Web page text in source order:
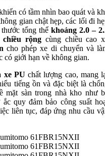
có tầm nhìn bao quát và
gian chật hẹp, các lối đi
thước tổng thểkhoảng 2.0 –
chiều rộng cùng chiều cao
cho phép xe di chuyển và
có giới hạn về không gian.
xe PU chất lượng cao, mang
tiếng ồn và đặc biệt là
mặt sàn trong nhà kho như
ắc quy đảm bảo công suất
liên tục, đáp ứng nhu cầu